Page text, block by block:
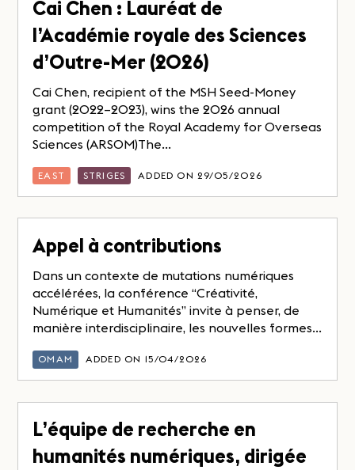
Cai Chen : Lauréat de
l’Académie royale des Sciences
d’Outre-Mer (2026)
Cai Chen, recipient of the MSH Seed-Money
grant (2022–2023), wins the 2026 annual
competition of the Royal Academy for Overseas
Sciences (ARSOM)The...
EAST STRIGES ADDED ON 29/05/2026
Appel à contributions
Dans un contexte de mutations numériques
accélérées, la conférence “Créativité,
Numérique et Humanités” invite à penser, de
manière interdisciplinaire, les nouvelles formes...
OMAM ADDED ON 15/04/2026
L’équipe de recherche en
humanités numériques, dirigée